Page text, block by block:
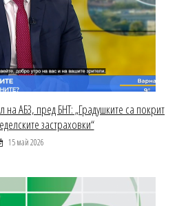
АБЗ, пред БНТ: „Градушките са покрит
застраховки“
15 май 2026